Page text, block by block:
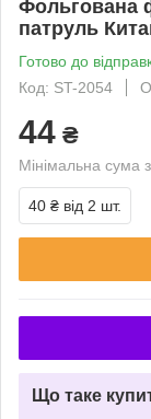
Фольгована
патруль
Готово до
Код: ST-2054
44 ₴
Мінімальна сума
40 ₴ від 2 шт.
Що таке